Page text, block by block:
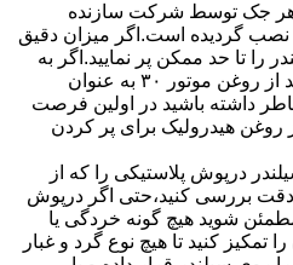
هر جک توسط شرکت سازنده
گردیده است.اگر میزان دقیق
را تا حد ممکن پر نمایید.اگر به
روغن هیدرولیک دسترسی ندارید از روغن موتور ۳۰ به عنوان
داشته باشید در اولین فرصت
روغن هیدرولیک برای پر کردن
درپوش پلاستیکی را که از
دقت بررسی کنید،حتی اگر درپوش
شوید هیچ گونه خردگی یا
تمکیز کنید تا هیچ نوع گرد و غبار